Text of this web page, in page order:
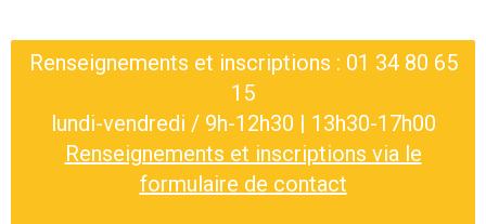
Renseignements et inscriptions : 01 34 80 65
15
lundi-vendredi / 9h-12h30 | 13h30-17h00
Renseignements et inscriptions via le
formulaire de contact